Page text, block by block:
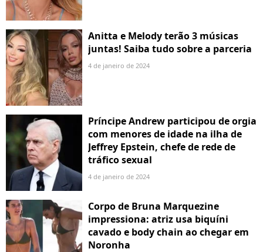
Anitta e Melody terão 3 músicas
juntas! Saiba tudo sobre a parceria
4 de janeiro de 2024
Príncipe Andrew participou de orgia
com menores de idade na ilha de
Jeffrey Epstein, chefe de rede de
tráfico sexual
4 de janeiro de 2024
Corpo de Bruna Marquezine
impressiona: atriz usa biquíni
cavado e body chain ao chegar em
Noronha